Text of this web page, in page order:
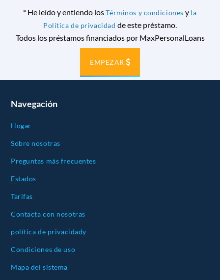
* He leído y entiendo losTérminos y condicionesy la
Política de privacidad de este préstamo.
Todos los préstamos financiados por MaxPersonalLoans
EMPEZAR
Navegación
Hogar
Sobre nosotras
Preguntas más frecuentes
Estados
Tarifas
Contacta con nosotras
política de privacidady
Condiciones de uso
Mapa del sistema